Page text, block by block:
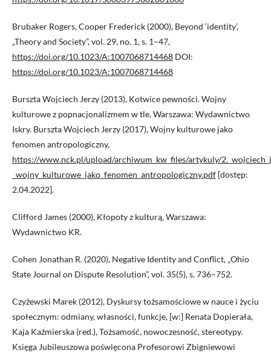
Brubaker Rogers, Cooper Frederick (2000), Beyond ‘identity’,
„Theory and Society”, vol. 29, no. 1, s. 1–47,
https://doi.org/10.1023/A:1007068714468 DOI:
https://doi.org/10.1023/A:1007068714468
Burszta Wojciech Jerzy (2013), Kotwice pewności. Wojny
kulturowe z popnacjonalizmem w tle, Warszawa: Wydawnictwo
Iskry. Burszta Wojciech Jerzy (2017), Wojny kulturowe jako
fenomen antropologiczny,
https://www.nck.pl/upload/archiwum_kw_files/artykuly/
_wojny_kulturowe_jako_fenomen_antropologiczny.pdf [dostęp:
2.04.2022].
Clifford James (2000), Kłopoty z kulturą, Warszawa:
Wydawnictwo KR.
Cohen Jonathan R. (2020), Negative Identity and Conflict, „Ohio
State Journal on Dispute Resolution”, vol. 35(5), s. 736–752.
Czyżewski Marek (2012), Dyskursy tożsamościowe w nauce i życiu
społecznym: odmiany, własności, funkcje, [w:] Renata Dopierała,
Kaja Kaźmierska (red.), Tożsamość, nowoczesność, stereotypy.
Księga Jubileuszowa poświęcona Profesorowi Zbigniewowi